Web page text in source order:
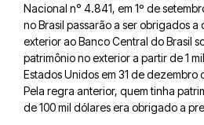
Nacional n° 4.841, em 1º de
no Brasil passarão a ser obrigados a
exterior ao Banco Central do Brasil
patrimônio no exterior a partir de 1
Estados Unidos em 31 de
Pela regra anterior, quem tinha
de 100 mil dólares era obrigado a